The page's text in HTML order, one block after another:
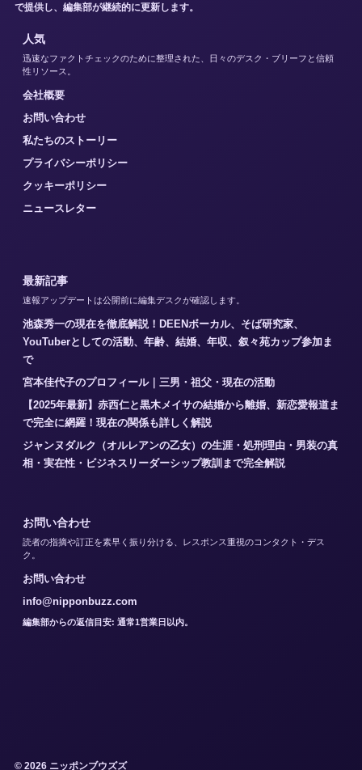
で提供し、編集部が継続的に更新します。
人気
迅速なファクトチェックのために整理された、日々のデスク・ブリーフと信頼
性リソース。
会社概要
お問い合わせ
私たちのストーリー
プライバシーポリシー
クッキーポリシー
ニュースレター
最新記事
速報アップデートは公開前に編集デスクが確認します。
池森秀一の現在を徹底解説！DEENボーカル、そば研究家、
YouTuberとしての活動、年齢、結婚、年収、叙々苑カップ参加ま
で
宮本佳代子のプロフィール｜三男・祖父・現在の活動
【2025年最新】赤西仁と黒木メイサの結婚から離婚、新恋愛報道ま
で完全に網羅！現在の関係も詳しく解説
ジャンヌダルク（オルレアンの乙女）の生涯・処刑理由・男装の真
相・実在性・ビジネスリーダーシップ教訓まで完全解説
お問い合わせ
読者の指摘や訂正を素早く振り分ける、レスポンス重視のコンタクト・デス
ク。
お問い合わせ
info@nipponbuzz.com
編集部からの返信目安: 通常1営業日以内。
© 2026 ニッポンブウズズ